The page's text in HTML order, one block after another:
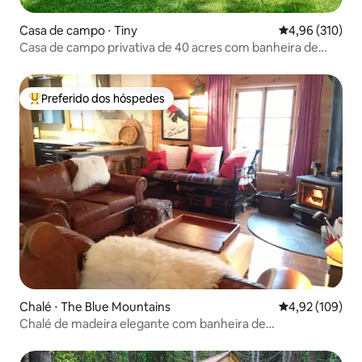
Casa de campo ⋅ Tiny 4,96 de uma
4,96 (310)
Casa de campo privativa de 40 acres com banheira de
Entre os melhores preferidos dos hóspedes
Preferido dos hóspedes
Chalé ⋅ The Blue Mountains 4,92 de uma
4,92 (109)
Chalé de madeira elegante com banheira de